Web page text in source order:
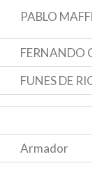
PABLO MAFFEI
FERNANDO
FUNES DE RIOJA
Armador